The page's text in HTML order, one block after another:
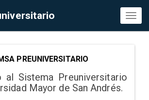
PREUNIVERSITARIO
al Sistema Preuniversitario
Mayor de San Andrés.